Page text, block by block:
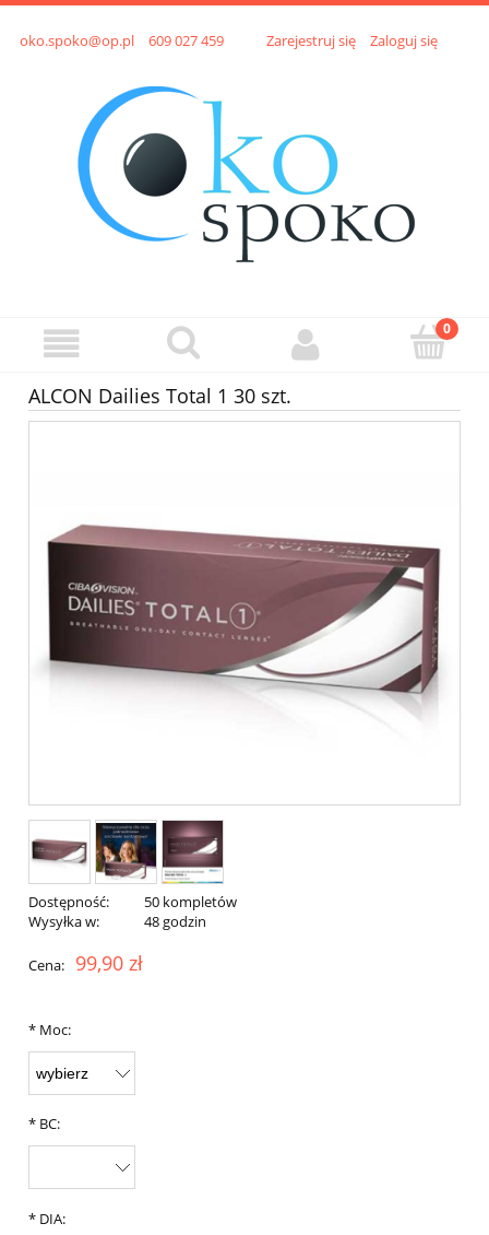
oko.spoko@op.pl 609 027 459 Zarejestruj się Zaloguj się
ALCON Dailies Total 1 30 szt.
Dostępność:
50 kompletów
Wysyłka w:
48 godzin
Cena: 99,90 zł
* Moc:
* BC:
* DIA: